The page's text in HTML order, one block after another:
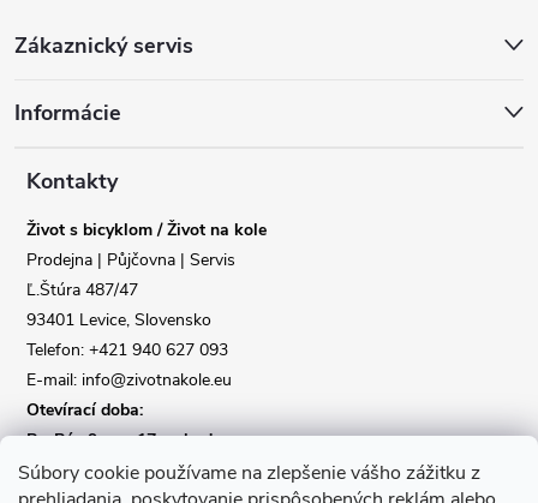
Súbory cookie používame na zlepšenie vášho zážitku z
p
Zákaznický servis
Informácie
Kontakty
Život s bicyklom / Život na kole
Prodejna | Půjčovna | Servis
Ľ.Štúra 487/47
93401 Levice, Slovensko
Telefon: +421 940 627 093
E-mail: info@zivotnakole.eu
Otevírací doba:
Po-Pá : 9,oo - 17,oo hod
So : 9,oo - 12,oo | Ne : Zavřeno